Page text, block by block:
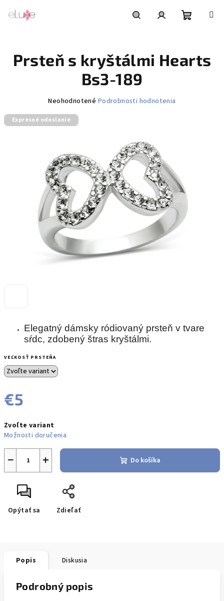
košík
Elegatný dámsky ródiovaný prsteň v tvare
sŕdc, zdobený štras kryštálmi.
VEĽKOSŤ PRSTEŇA
€5
cena:
Zvoľte variant
Možnosti doručenia
+
− Do košíka
Opýtať sa Zdieľať
Prsteň s kryštálmi Hearts
Bs3-189
Priemerné
produktu
5
hviezdičiek.
Neohodnotené Podrobnosti hodnotenia
Expresné odoslanie
Popis Diskusia
Podrobný popis